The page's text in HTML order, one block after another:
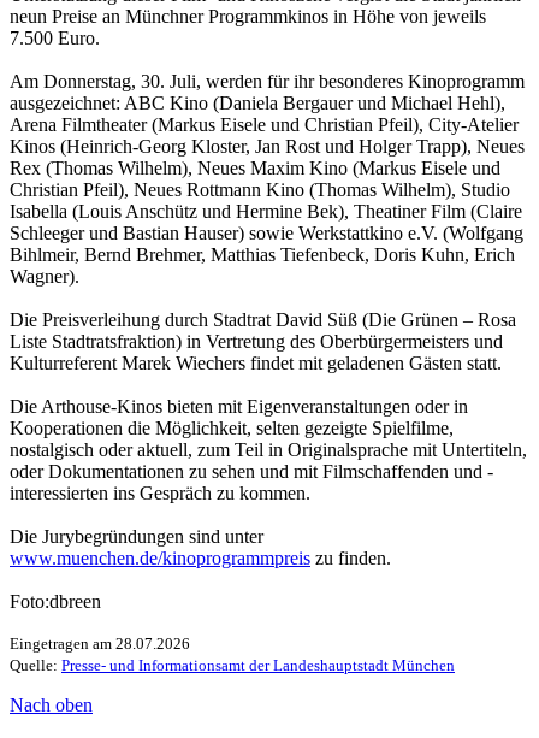
neun Preise an Münchner Programmkinos in Höhe von jeweils
7.500 Euro.
Am Donnerstag, 30. Juli, werden für ihr besonderes Kinoprogramm
ausgezeichnet: ABC Kino (Daniela Bergauer und Michael Hehl),
Arena Filmtheater (Markus Eisele und Christian Pfeil), City-Atelier
Kinos (Heinrich-Georg Kloster, Jan Rost und Holger Trapp), Neues
Rex (Thomas Wilhelm), Neues Maxim Kino (Markus Eisele und
Christian Pfeil), Neues Rottmann Kino (Thomas Wilhelm), Studio
Isabella (Louis Anschütz und Hermine Bek), Theatiner Film (Claire
Schleeger und Bastian Hauser) sowie Werkstattkino e.V. (Wolfgang
Bihlmeir, Bernd Brehmer, Matthias Tiefenbeck, Doris Kuhn, Erich
Wagner).
Die Preisverleihung durch Stadtrat David Süß (Die Grünen – Rosa
Liste Stadtratsfraktion) in Vertretung des Oberbürgermeisters und
Kulturreferent Marek Wiechers findet mit geladenen Gästen statt.
Die Arthouse-Kinos bieten mit Eigenveranstaltungen oder in
Kooperationen die Möglichkeit, selten gezeigte Spielfilme,
nostalgisch oder aktuell, zum Teil in Originalsprache mit Untertiteln,
oder Dokumentationen zu sehen und mit Filmschaffenden und -
interessierten ins Gespräch zu kommen.
Die Jurybegründungen sind unter
www.muenchen.de/kinoprogrammpreis zu finden.
Foto:dbreen
Eingetragen am 28.07.2026
Quelle: Presse- und Informationsamt der Landeshauptstadt München
Nach oben